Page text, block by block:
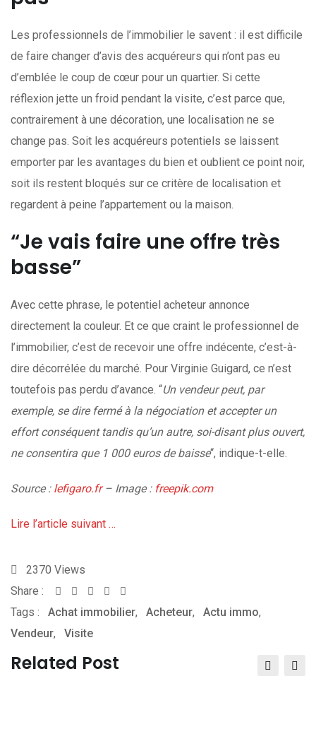
Les professionnels de l’immobilier le savent : il est difficile
de faire changer d’avis des acquéreurs qui n’ont pas eu
d’emblée le coup de cœur pour un quartier. Si cette
réflexion jette un froid pendant la visite, c’est parce que,
contrairement à une décoration, une localisation ne se
change pas. Soit les acquéreurs potentiels se laissent
emporter par les avantages du bien et oublient ce point noir,
soit ils restent bloqués sur ce critère de localisation et
regardent à peine l’appartement ou la maison.
“Je vais faire une offre très
basse”
Avec cette phrase, le potentiel acheteur annonce
directement la couleur. Et ce que craint le professionnel de
l’immobilier, c’est de recevoir une offre indécente, c’est-à-
dire décorrélée du marché. Pour Virginie Guigard, ce n’est
toutefois pas perdu d’avance. “Un vendeur peut, par
exemple, se dire fermé à la négociation et accepter un
effort conséquent tandis qu’un autre, soi-disant plus ouvert,
ne consentira que 1 000 euros de baisse“, indique-t-elle.
Source : lefigaro.fr– Image : freepik.com
Lire l’article suivant …
2370 Views
Share :
Whatsapp
Share
via
Tags : Achat immobilier, Acheteur, Actu immo,
Vendeur, Visite
Related Post